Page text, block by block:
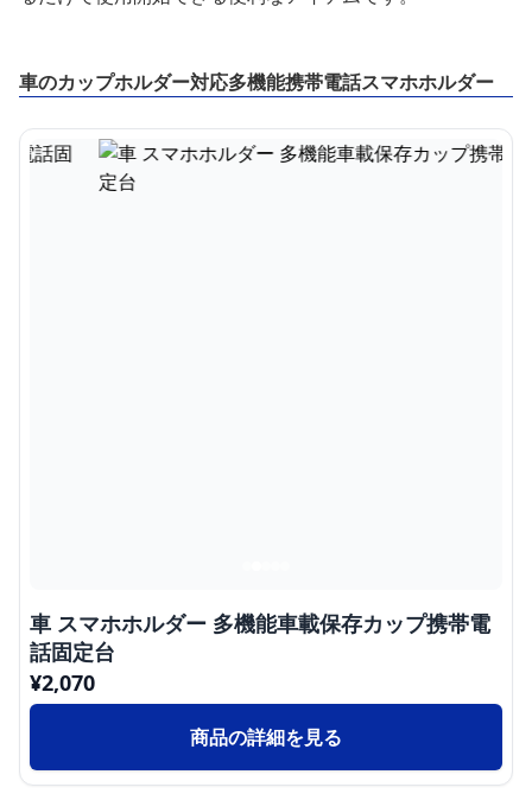
車のカップホルダー対応多機能携帯電話スマホホルダー
車 スマホホルダー 多機能車載保存カップ携帯電
話固定台
¥2,070
商品の詳細を見る